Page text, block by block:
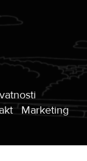
Marketing